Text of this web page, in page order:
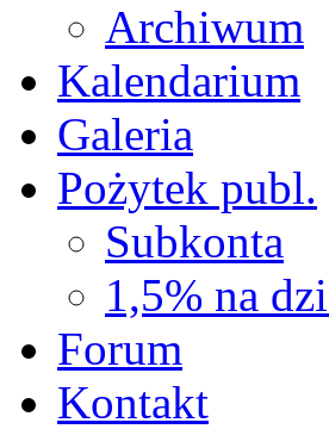
Archiwum
Kalendarium
Galeria
Pożytek publ.
Subkonta
1,5% na
Forum
Kontakt